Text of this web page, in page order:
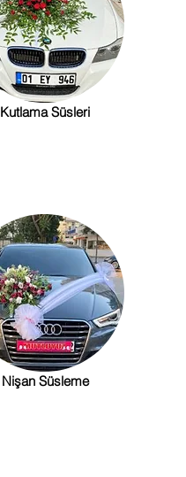
Kutlama Süsleri
Nişan Süsleme